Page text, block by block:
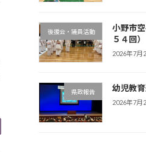
後援会・議員活動
小野市
５４回）
2026年7月
県政報告 幼児教
2026年7月